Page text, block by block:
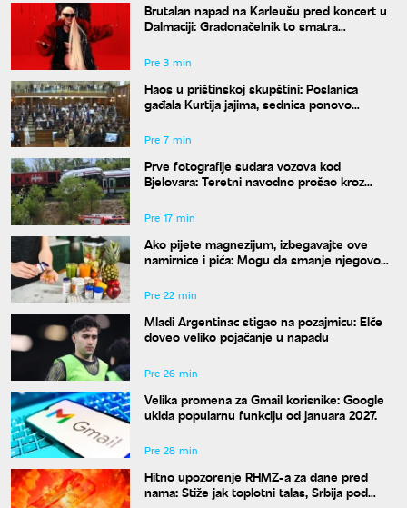
Brutalan napad na Karleušu pred koncert u
Dalmaciji: Gradonačelnik to smatra
Pre 3 min
Haos u prištinskoj skupštini: Poslanica
gađala Kurtija jajima, sednica ponovo
Pre 7 min
Prve fotografije sudara vozova kod
Bjelovara: Teretni navodno prošao kroz
Pre 17 min
Ako pijete magnezijum, izbegavajte ove
namirnice i pića: Mogu da smanje njegovo
Pre 22 min
Mladi Argentinac stigao na pozajmicu: Elče
doveo veliko pojačanje u napadu
Pre 26 min
Velika promena za Gmail korisnike: Google
ukida popularnu funkciju od januara 2027.
Pre 28 min
Hitno upozorenje RHMZ-a za dane pred
nama: Stiže jak toplotni talas, Srbija pod